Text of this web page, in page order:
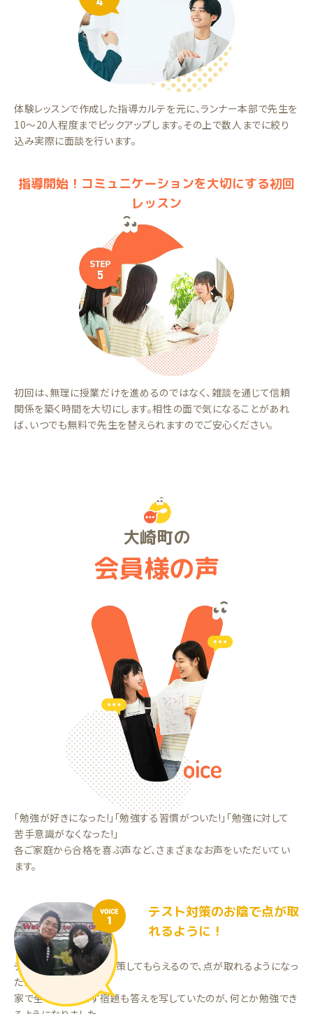
体験レッスンで作成した指導カルテを元に、ランナー本部で先生を
10～20人程度までピックアップします。その上で数人までに絞り
込み実際に面談を行います。
指導開始！コミュニケーションを大切にする初回
レッスン
初回は、無理に授業だけを進めるのではなく、雑談を通じて信頼
関係を築く時間を大切にします。相性の面で気になることがあれ
ば、いつでも無料で先生を替えられますのでご安心ください。
大崎町の
会員様の声
「勉強が好きになった!」「勉強する習慣がついた!」「勉強に対して
苦手意識がなくなった!」
各ご家庭から合格を喜ぶ声など、さまざまなお声をいただいてい
ます。
VOICE
1
テスト対策のお陰で点が取
れるように！
テストに出るところを対策してもらえるので、点が取れるようになっ
た！
家で全く勉強をせず宿題も答えを写していたのが、何とか勉強でき